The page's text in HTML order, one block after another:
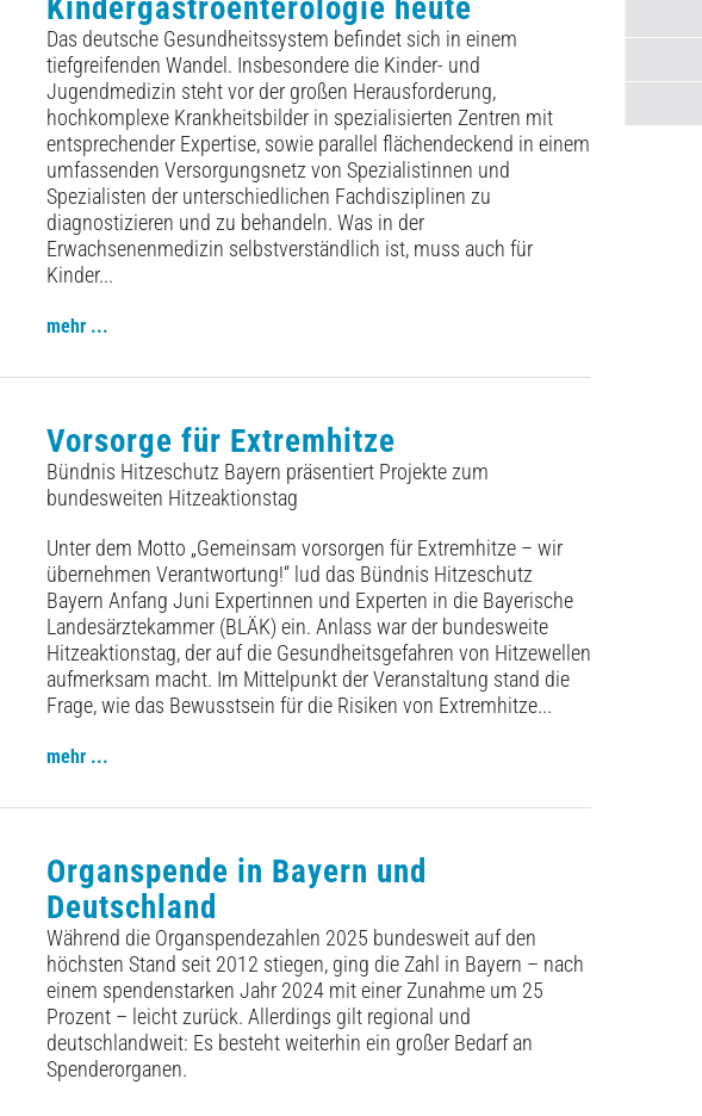
Kindergastroenterologie heute
Das deutsche Gesundheitssystem befindet sich in einem
tiefgreifenden Wandel. Insbesondere die Kinder- und
Jugendmedizin steht vor der großen Herausforderung,
hochkomplexe Krankheitsbilder in spezialisierten Zentren mit
entsprechender Expertise, ­sowie ­parallel flächendeckend in einem
umfassenden Versorgungsnetz von Spezialistinnen und
Spezialisten der unterschiedlichen Fachdisziplinen zu
diagnostizieren und zu behandeln. Was in der
Erwachsenenmedizin selbstverständlich ist, muss auch für
Kinder...
mehr ...
Vorsorge für Extremhitze
Bündnis Hitzeschutz Bayern präsentiert Projekte zum
bundesweiten Hitzeaktionstag
Unter dem Motto „Gemeinsam vorsorgen für Extremhitze – wir
übernehmen Verantwortung!“ lud das Bündnis Hitzeschutz
Bayern Anfang Juni Expertinnen und Experten in die Bayerische
Landesärztekammer (BLÄK) ein. Anlass war der bundesweite
Hitzeaktionstag, der auf die Gesundheitsgefahren von Hitzewellen
aufmerksam macht. Im Mittelpunkt der Veranstaltung stand die
Frage, wie das Bewusstsein für die Risiken von Extremhitze...
mehr ...
Organspende in Bayern und
Deutschland
Während die Organspendezahlen 2025 bundesweit auf den
höchsten Stand seit 2012 stiegen, ging die Zahl in Bayern – nach
einem spendenstarken Jahr 2024 mit einer Zunahme um 25
Prozent – leicht zurück. Allerdings gilt regional und
deutschlandweit: Es besteht weiterhin ein großer Bedarf an
Spenderorganen.